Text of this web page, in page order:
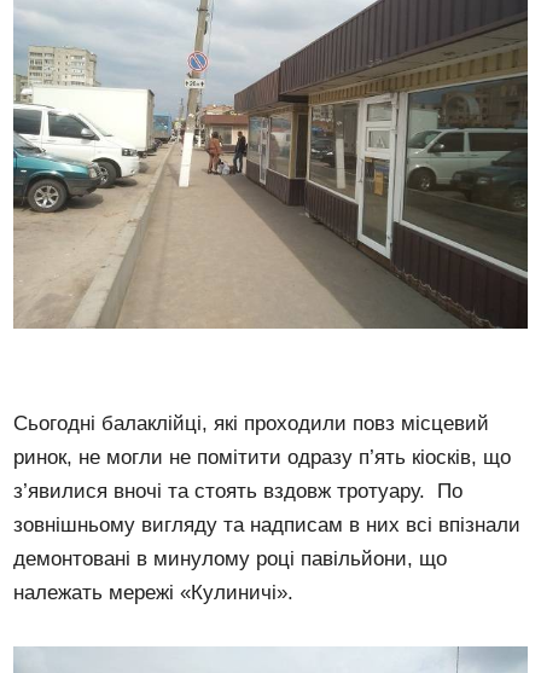
Сьогодні балаклійці, які проходили повз місцевий
ринок, не могли не помітити одразу п’ять кіосків, що
з’явилися вночі та стоять вздовж тротуару. По
зовнішньому вигляду та надписам в них всі впізнали
демонтовані в минулому році павільйони, що
належать мережі «Кулиничі».